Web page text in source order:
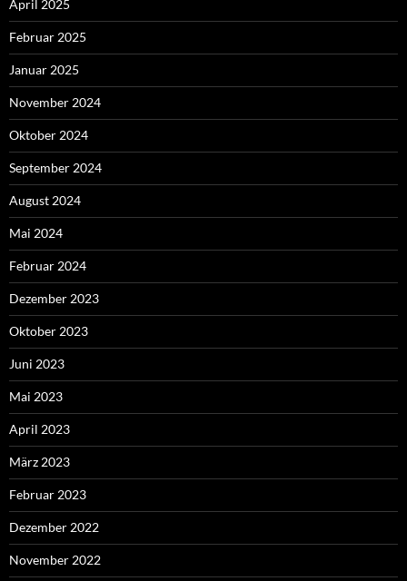
April 2025
Februar 2025
Januar 2025
November 2024
Oktober 2024
September 2024
August 2024
Mai 2024
Februar 2024
Dezember 2023
Oktober 2023
Juni 2023
Mai 2023
April 2023
März 2023
Februar 2023
Dezember 2022
November 2022